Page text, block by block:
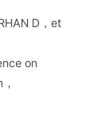
D，et
on